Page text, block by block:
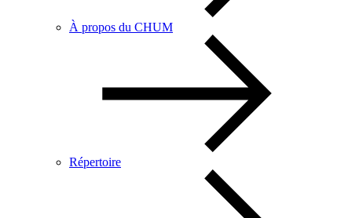
À propos du CHUM
Répertoire